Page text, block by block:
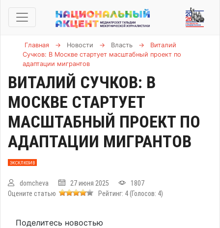
Главная → Новости → Власть →
Виталий
Сучков: В Москве стартует масштабный проект по
адаптации мигрантов
ВИТАЛИЙ СУЧКОВ: В
МОСКВЕ СТАРТУЕТ
МАСШТАБНЫЙ ПРОЕКТ ПО
АДАПТАЦИИ МИГРАНТОВ
ЭКСКЛЮЗИВ
domcheva 27 июня 2025
1807
Оцените статью
Рейтинг: 4(Голосов: 4)
Поделитесь новостью